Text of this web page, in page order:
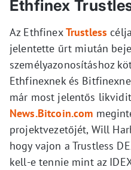
Ethfinex
Az EthfinexTrustless
jelentette űrt miután
személyazonosításhoz
Ethfinexnek és
már most jelentős
News.Bitcoin.com
projektvezetőjét, Will
hogy vajon a Trustless
kell-e tennie mint az